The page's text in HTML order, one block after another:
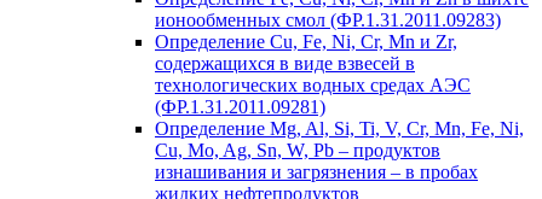
ионообменных смол (ФР.1.31.2011.09283)
Определение Cu, Fe, Ni, Cr, Mn и Zr,
содержащихся в виде взвесей в
технологических водных средах АЭС
(ФР.1.31.2011.09281)
Определение Mg, Al, Si, Ti, V, Cr, Mn, Fe, Ni,
Cu, Mo, Ag, Sn, W, Pb – продуктов
изнашивания и загрязнения – в пробах
жидких нефтепродуктов